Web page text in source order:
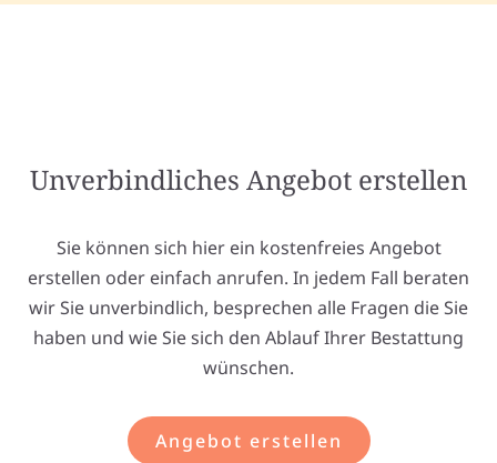
Unverbindliches Angebot erstellen
Sie können sich hier ein kostenfreies Angebot
erstellen oder einfach anrufen. In jedem Fall beraten
wir Sie unverbindlich, besprechen alle Fragen die Sie
haben und wie Sie sich den Ablauf Ihrer Bestattung
wünschen.
Angebot erstellen